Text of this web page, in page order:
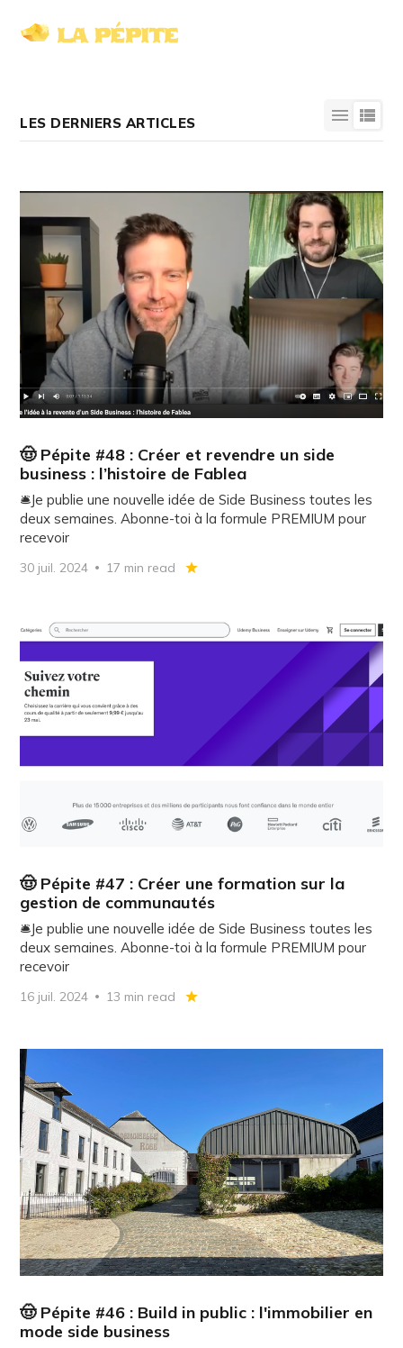
LES DERNIERS ARTICLES
🤠 Pépite #48 : Créer et revendre un side
business : l’histoire de Fablea
🛎️Je publie une nouvelle idée de Side Business toutes les
deux semaines. Abonne-toi à la formule PREMIUM pour
recevoir
30 juil. 2024 17 min read
🤠 Pépite #47 : Créer une formation sur la
gestion de communautés
🛎️Je publie une nouvelle idée de Side Business toutes les
deux semaines. Abonne-toi à la formule PREMIUM pour
recevoir
16 juil. 2024 13 min read
🤠 Pépite #46 : Build in public : l'immobilier en
mode side business